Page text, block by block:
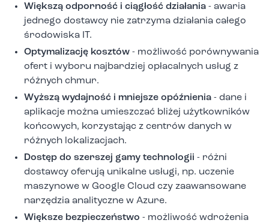
Większą odporność i ciągłość działania - awaria
jednego dostawcy nie zatrzyma działania całego
środowiska IT.
Optymalizację kosztów - możliwość porównywania
ofert i wyboru najbardziej opłacalnych usług z
różnych chmur.
Wyższą wydajność i mniejsze opóźnienia - dane i
aplikacje można umieszczać bliżej użytkowników
końcowych, korzystając z centrów danych w
różnych lokalizacjach.
Dostęp do szerszej gamy technologii - różni
dostawcy oferują unikalne usługi, np. uczenie
maszynowe w Google Cloud czy zaawansowane
narzędzia analityczne w Azure.
Większe bezpieczeństwo - możliwość wdrożenia